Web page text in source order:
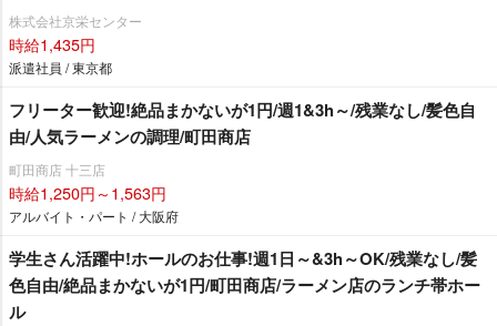
株式会社京栄センター
時給1,435円
派遣社員 / 東京都
フリーター歓迎!絶品まかないが1円/週1&3h～/残業なし/髪色自
由/人気ラーメンの調理/町田商店
町田商店 十三店
時給1,250円～1,563円
アルバイト・パート / 大阪府
学生さん活躍中!ホールのお仕事!週1日～&3h～OK/残業なし/髪
色自由/絶品まかないが1円/町田商店/ラーメン店のランチ帯ホー
ル